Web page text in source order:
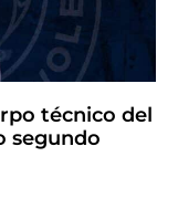
técnico del
segundo